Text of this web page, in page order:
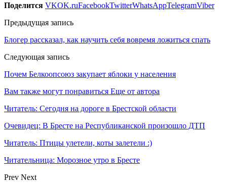
Поделится VKOK.ruFacebookTwitterWhatsAppTelegramViber
Предыдущая запись
Блогер рассказал, как научить себя вовремя ложиться спать
Следующая запись
Почем Белкоопсоюз закупает яблоки у населения
Вам также могут понравиться Еще от автора
Читатель: Сегодня на дороге в Брестской области
Очевидец: В Бресте на Республиканской произошло ДТП
Читатель: Птицы улетели, коты залетели :)
Читательница: Морозное утро в Бресте
Prev Next